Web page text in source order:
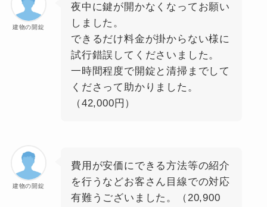
建物の開錠
夜中に鍵が開かなくなってお願い
しました。
できるだけ料金が掛からない様に
試行錯誤してくださいました。
一時間程度で開錠と清掃までして
くださって助かりました。
（42,000円）
建物の開錠
費用が安価にできる方法等の紹介
を行うなどお客さん目線での対応
有難うございました。（20,900